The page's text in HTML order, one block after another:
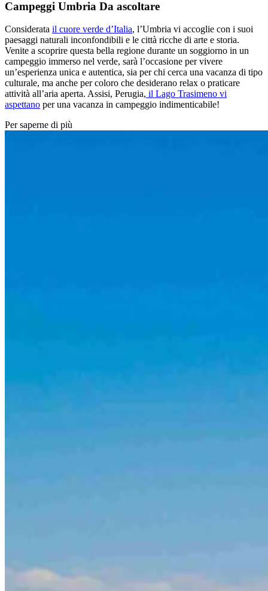
Campeggi Umbria Da ascoltare
Considerata il cuore verde d’Italia, l’Umbria vi accoglie con i suoi
paesaggi naturali inconfondibili e le città ricche di arte e storia.
Venite a scoprire questa bella regione durante un soggiorno in un
campeggio immerso nel verde, sarà l’occasione per vivere
un’esperienza unica e autentica, sia per chi cerca una vacanza di tipo
culturale, ma anche per coloro che desiderano relax o praticare
attività all’aria aperta. Assisi, Perugia, il Lago Trasimeno vi
aspettano per una vacanza in campeggio indimenticabile!
Per saperne di più